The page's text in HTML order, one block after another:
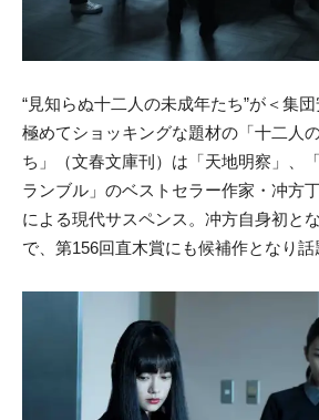
“見知らぬ十二人の未成年たち”が＜集団
極めてショッキングな題材の「十二人
ち」（文春文庫刊）は「天地明察」、
ランブル」のベストセラー作家・冲方
による現代サスペンス。冲方自身初と
で、第156回直木賞にも候補作となり話